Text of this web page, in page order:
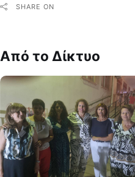
SHARE ON
Από το Δίκτυο